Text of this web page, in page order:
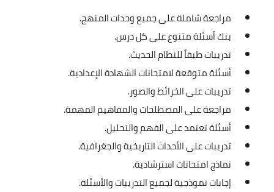
مراجعة شاملة على جميع وحدات المنهج.
بنك أسئلة متنوع على كل درس.
تدريبات طبقاً للنظام الحديث.
أسئلة متوقعة لامتحانات الشهادة الإعدادية.
تدريبات على الخرائط والصور.
مراجعة على المصطلحات والمفاهيم المهمة.
أسئلة تعتمد على الفهم والتحليل.
تدريبات على الأحداث التاريخية والجغرافية.
نماذج امتحانات استرشادية.
إجابات نموذجية لجميع التدريبات والأسئلة.